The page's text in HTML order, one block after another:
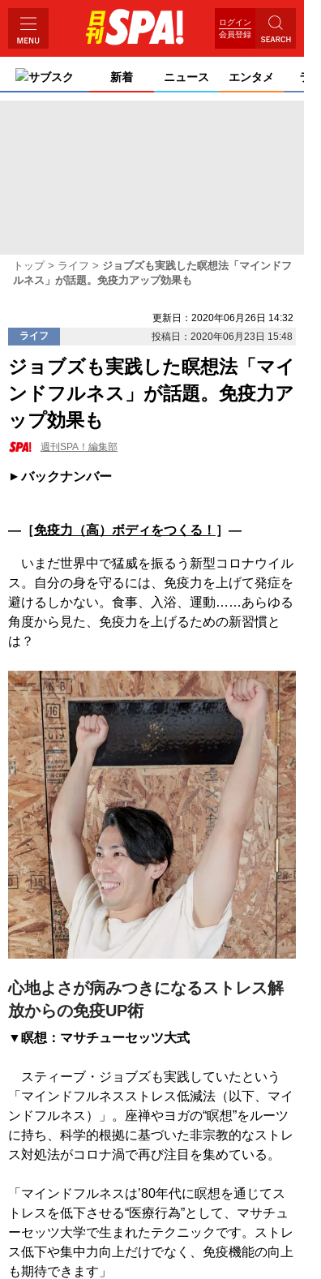
ログイン
会員登録
サブスク 新着 ニュース エンタメ ライ
トップ ライフ
ジョブズも実践した瞑想法「マインドフ
ルネス」が話題。免疫力アップ効果も
更新日：2020年06月26日 14:32
ライフ
投稿日：2020年06月23日 15:48
ジョブズも実践した瞑想法「マイ
ンドフルネス」が話題。免疫力ア
ップ効果も
週刊SPA！編集部
バックナンバー
―［免疫力（高）ボディをつくる！ ］―
いまだ世界中で猛威を振るう新型コロナウイル
ス。自分の身を守るには、免疫力を上げて発症を
避けるしかない。食事、入浴、運動……あらゆる
角度から見た、免疫力を上げるための新習慣と
は？
心地よさが病みつきになるストレス解
放からの免疫UP術
▼瞑想：マサチューセッツ大式
スティーブ・ジョブズも実践していたという
「マインドフルネスストレス低減法（以下、マイ
ンドフルネス）」。座禅やヨガの“瞑想”をルーツ
に持ち、科学的根拠に基づいた非宗教的なストレ
ス対処法がコロナ渦で再び注目を集めている。
「マインドフルネスは’80年代に瞑想を通じてス
トレスを低下させる“医療行為”として、マサチュ
ーセッツ大学で生まれたテクニックです。ストレ
ス低下や集中力向上だけでなく、免疫機能の向上
も期待できます」